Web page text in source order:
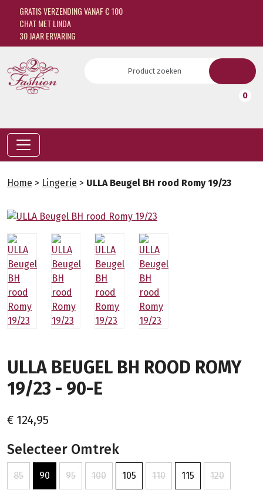
GRATIS VERZENDING VANAF € 100
CHAT MET LINDA
30 JAAR ERVARING
0
Home > Lingerie > ULLA Beugel BH rood Romy 19/23
ULLA BEUGEL BH ROOD ROMY
19/23 - 90-E
€ 124,95
Selecteer Omtrek
85 90 95 100 105 110 115 120